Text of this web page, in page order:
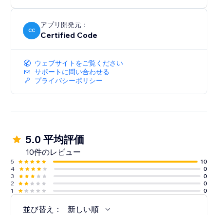
CC
アプリ開発元：
Certified Code
ウェブサイトをご覧ください
サポートに問い合わせる
プライバシーポリシー
5.0 平均評価
10件のレビュー
5
10
4
0
3
0
2
0
1
0
並び替え： 新しい順